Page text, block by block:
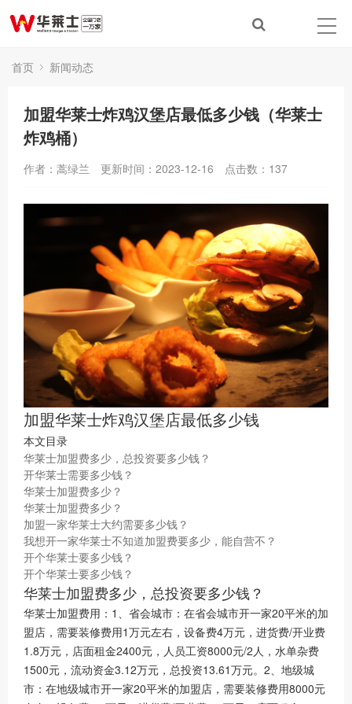
首页 新闻动态
加盟华莱士炸鸡汉堡店最低多少钱（华莱士
炸鸡桶）
作者：蒿绿兰 更新时间：2023-12-16 点击数： 137
加盟华莱士炸鸡汉堡店最低多少钱
本文目录
华莱士加盟费多少，总投资要多少钱？
开华莱士需要多少钱？
华莱士加盟费多少？
华莱士加盟费多少？
加盟一家华莱士大约需要多少钱？
我想开一家华莱士不知道加盟费要多少，能自营不？
开个华莱士要多少钱？
开个华莱士要多少钱？
华莱士加盟费多少，总投资要多少钱？
华莱士加盟费用：1、省会城市：在省会城市开一家20平米的加
盟店，需要装修费用1万元左右，设备费4万元，进货费/开业费
1.8万元，店面租金2400元，人员工资8000元/2人，水单杂费
1500元，流动资金3.12万元，总投资13.61万元。2、地级城
市：在地级城市开一家20平米的加盟店，需要装修费用8000元